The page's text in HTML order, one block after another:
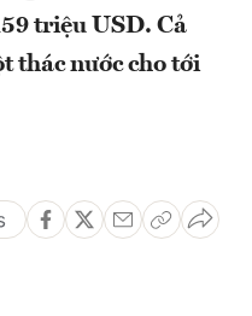
triệu USD. Cả
thác nước cho tới